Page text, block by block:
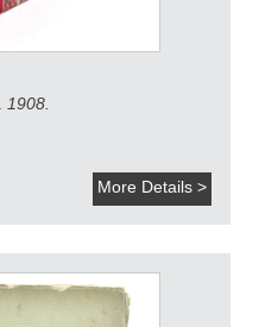
1908.
More Details >